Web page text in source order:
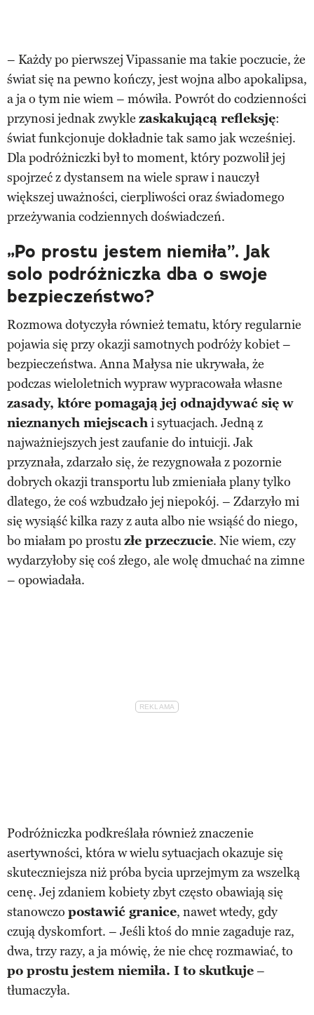
– Każdy po pierwszej Vipassanie ma takie poczucie, że
świat się na pewno kończy, jest wojna albo apokalipsa,
a ja o tym nie wiem – mówiła. Powrót do codzienności
przynosi jednak zwykle zaskakującą refleksję:
świat funkcjonuje dokładnie tak samo jak wcześniej.
Dla podróżniczki był to moment, który pozwolił jej
spojrzeć z dystansem na wiele spraw i nauczył
większej uważności, cierpliwości oraz świadomego
przeżywania codziennych doświadczeń.
„Po prostu jestem niemiła”. Jak
solo podróżniczka dba o swoje
bezpieczeństwo?
Rozmowa dotyczyła również tematu, który regularnie
pojawia się przy okazji samotnych podróży kobiet –
bezpieczeństwa. Anna Małysa nie ukrywała, że
podczas wieloletnich wypraw wypracowała własne
zasady, które pomagają jej odnajdywać się w
nieznanych miejscachi sytuacjach. Jedną z
najważniejszych jest zaufanie do intuicji. Jak
przyznała, zdarzało się, że rezygnowała z pozornie
dobrych okazji transportu lub zmieniała plany tylko
dlatego, że coś wzbudzało jej niepokój. – Zdarzyło mi
się wysiąść kilka razy z auta albo nie wsiąść do niego,
bo miałam po prostuzłe przeczucie. Nie wiem, czy
wydarzyłoby się coś złego, ale wolę dmuchać na zimne
– opowiadała.
Podróżniczka podkreślała również znaczenie
asertywności, która w wielu sytuacjach okazuje się
skuteczniejsza niż próba bycia uprzejmym za wszelką
cenę. Jej zdaniem kobiety zbyt często obawiają się
stanowczo postawić granice, nawet wtedy, gdy
czują dyskomfort. – Jeśli ktoś do mnie zagaduje raz,
dwa, trzy razy, a ja mówię, że nie chcę rozmawiać, to
po prostu jestem niemiła. I to skutkuje–
tłumaczyła.